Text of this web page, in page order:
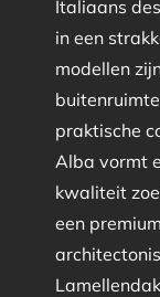
Italiaans
in een
modellen
praktische
Alba vormt
kwaliteit
een